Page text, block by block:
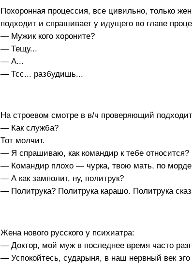
Похоронная процессия, все цивильно, только
подходит и спрашивает у идущего во главе
— Мужик кого хороните?
— Тещу...
— А...
— Тсс... разбудишь...
На строевом смотре в в/ч проверяющий
— Как служба?
Тот молчит.
— Я спрашиваю, как командир к тебе относится?
— Командир плохо — чурка, твою мать, по
— А как замполит, ну, политрук?
— Политрука? Политрука карашо. Политрука
Жена нового русского у психиатра:
— Доктор, мой муж в последнее время часто
— Успокойтесь, сударыня, в наш нервный век